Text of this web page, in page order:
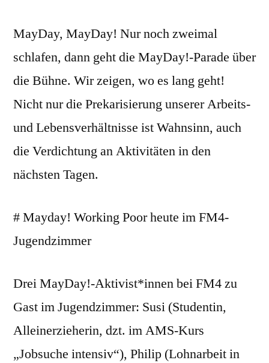
MayDay, MayDay! Nur noch zweimal
schlafen, dann geht die MayDay!-Parade über
die Bühne. Wir zeigen, wo es lang geht!
Nicht nur die Prekarisierung unserer Arbeits-
und Lebensverhältnisse ist Wahnsinn, auch
die Verdichtung an Aktivitäten in den
nächsten Tagen.
# Mayday! Working Poor heute im FM4-
Jugendzimmer
Drei MayDay!-Aktivist*innen bei FM4 zu
Gast im Jugendzimmer: Susi (Studentin,
Alleinerzieherin, dzt. im AMS-Kurs
„Jobsuche intensiv“), Philip (Lohnarbeit in